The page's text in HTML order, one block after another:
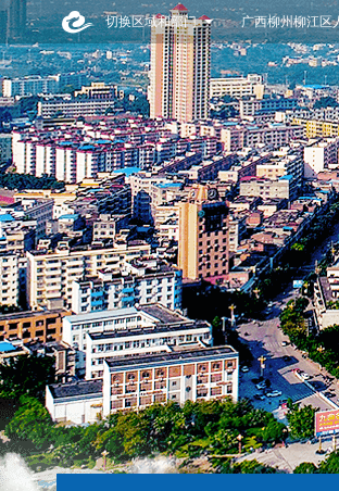
切换区域和部门 广西柳州柳江区